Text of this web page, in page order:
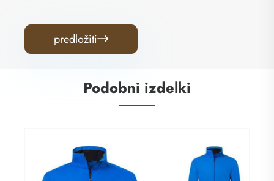
predložiti
Podobni izdelki